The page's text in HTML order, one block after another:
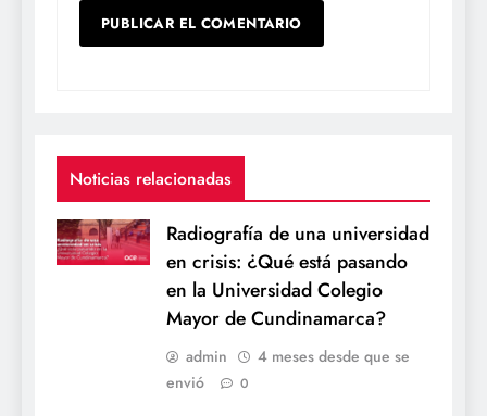
Noticias relacionadas
Radiografía de una universidad
en crisis: ¿Qué está pasando
en la Universidad Colegio
Mayor de Cundinamarca?
admin
4 meses desde que se
envió
0